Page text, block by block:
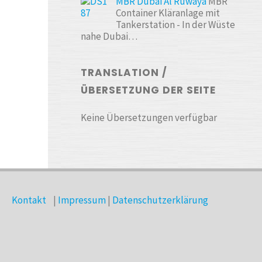
Container Kläranlage mit
Tankerstation - In der Wüste
nahe Dubai…
TRANSLATION /
ÜBERSETZUNG DER SEITE
Keine Übersetzungen verfügbar
Kontakt| Impressum| Datenschutzerklärung